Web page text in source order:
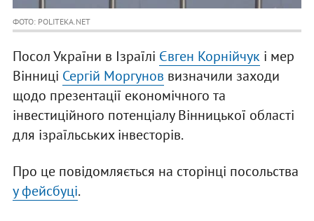
ФОТО: POLITEKA.NET
Посол України в Ізраїлі Євген Корнійчук і мер
Вінниці Сергій Моргунов визначили заходи
щодо презентації економічного та
інвестиційного потенціалу Вінницької області
для ізраїльських інвесторів.
Про це повідомляється на сторінці посольства
у фейсбуці.